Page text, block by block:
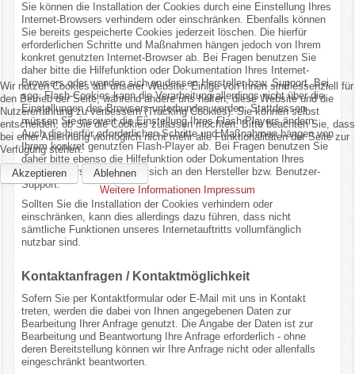
Sie können die Installation der Cookies durch eine Einstellung Ihres
Internet-Browsers verhindern oder einschränken. Ebenfalls können
Sie bereits gespeicherte Cookies jederzeit löschen. Die hierfür
erforderlichen Schritte und Maßnahmen hängen jedoch von Ihrem
konkret genutzten Internet-Browser ab. Bei Fragen benutzen Sie
daher bitte die Hilfefunktion oder Dokumentation Ihres Internet-
Browsers oder wenden sich an dessen Hersteller bzw. Support. Bei
sog. Flash-Cookies kann die Verarbeitung allerdings nicht über die
Einstellungen des Browsers unterbunden werden. Stattdessen
müssen Sie insoweit die Einstellung Ihres Flash-Players ändern.
Auch die hierfür erforderlichen Schritte und Maßnahmen hängen von
Ihrem konkret genutzten Flash-Player ab. Bei Fragen benutzen Sie
daher bitte ebenso die Hilfefunktion oder Dokumentation Ihres
Flash-Players oder wenden sich an den Hersteller bzw. Benutzer-
Support.
Sollten Sie die Installation der Cookies verhindern oder
einschränken, kann dies allerdings dazu führen, dass nicht
sämtliche Funktionen unseres Internetauftritts vollumfänglich
nutzbar sind.
Kontaktanfragen / Kontaktmöglichkeit
Sofern Sie per Kontaktformular oder E-Mail mit uns in Kontakt
treten, werden die dabei von Ihnen angegebenen Daten zur
Bearbeitung Ihrer Anfrage genutzt. Die Angabe der Daten ist zur
Bearbeitung und Beantwortung Ihre Anfrage erforderlich - ohne
deren Bereitstellung können wir Ihre Anfrage nicht oder allenfalls
eingeschränkt beantworten.
Wir nutzen Cookies auf unserer Website. Einige von ihnen sind essenziell für
den Betrieb der Seite, während andere uns helfen, diese Website und die
Nutzererfahrung zu verbessern (Tracking Cookies). Sie können selbst
entscheiden, ob Sie die Cookies zulassen möchten. Bitte beachten Sie, dass
bei einer Ablehnung womöglich nicht mehr alle Funktionalitäten der Seite zur
Verfügung stehen.
Akzeptieren
Ablehnen
Weitere Informationen Impressum